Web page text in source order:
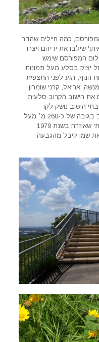
כמה חיילים שהדר
שילבו את ידיהם ויצרו
המפורסם שימש
יצוק בסלע מעל תמונות
הנוף, רגע לפני התצפית
אריאל, קרני שומרון,
את הישוב הקרוב סלעית,
הישוב נושק לקו
ההפרדה בינינו לבין הפלשתינאים, הישוב בגובה של כ-260 מ׳ מעל
פני הים, הגבוה ביותר באזור, ישוב קהילתי שאוזרח בשנת 1979
את שמו קיבל מהגבעה